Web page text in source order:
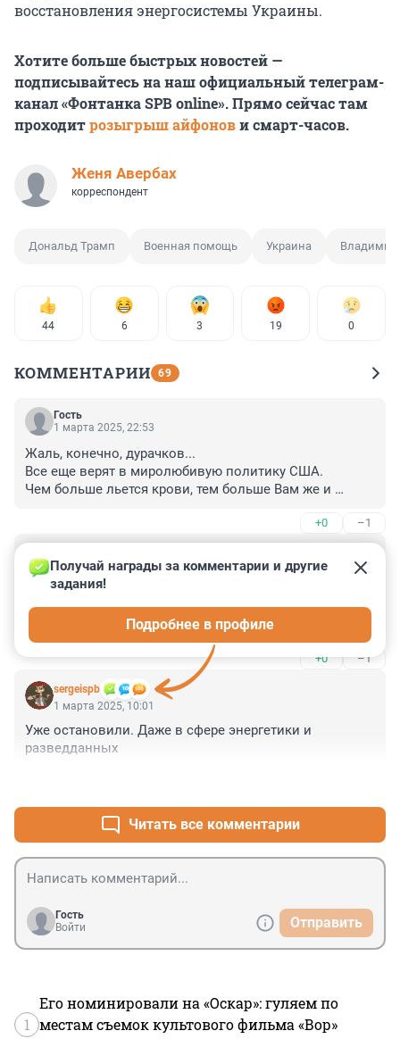
восстановления энергосистемы Украины.
Хотите больше быстрых новостей —
подписывайтесь на наш официальный телеграм-
канал «Фонтанка SPB online». Прямо сейчас там
проходитрозыгрыш айфонови смарт-часов.
Женя Авербах
корреспондент
Дональд Трамп Военная помощь Украина Владимир
44 6 3 19 0
КОММЕНТАРИИ 69
Гость
1 марта 2025, 22:53
Жаль, конечно, дурачков...
Все еще верят в миролюбивую политику США.
Чем больше льется крови, тем больше Вам же и
Самый цимес, когда Китай начнет этот конфликт
тушить
+0 –1
1 марта 2025, 11:27
Не будет этого, гарантия 200%. Ведь, если такое
случится, вести переговоры будет не о чем. Тогда
противники Трампа в США постараются
использовать его провал. Нет, у него нет такой
возможности.
+0 –1
sergeispb
Получай награды за комментарии и другие
задания!
Подробнее в профиле
1 марта 2025, 10:01
Уже остановили. Даже в сфере энергетики и
разведданных
Читать все комментарии
Гость
Войти
Отправить
1
Его номинировали на «Оскар»: гуляем по
местам съемок культового фильма «Вор»